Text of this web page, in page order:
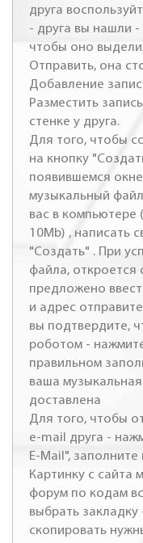
друга
- друга вы нашли
чтобы оно
Отправить, она
Добавление
Разместить
стенке у друга.
Для того, чтобы
на кнопку
появившемся
музыкальный
вас в
10Mb) , написать
"Создать" . При
файла, откроется
предложено
и адрес
вы подтвердите,
роботом -
правильном
ваша
доставлена
Для того, чтобы
e-mail друга -
E-Mail",
Картинку с сайта
форум по кодам
выбрать
скопировать